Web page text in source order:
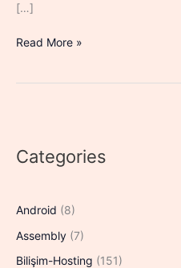
[…]
Mr.
ile
Shell
Read More »
Categories
Android (8)
Assembly (7)
Bilişim-Hosting (151)